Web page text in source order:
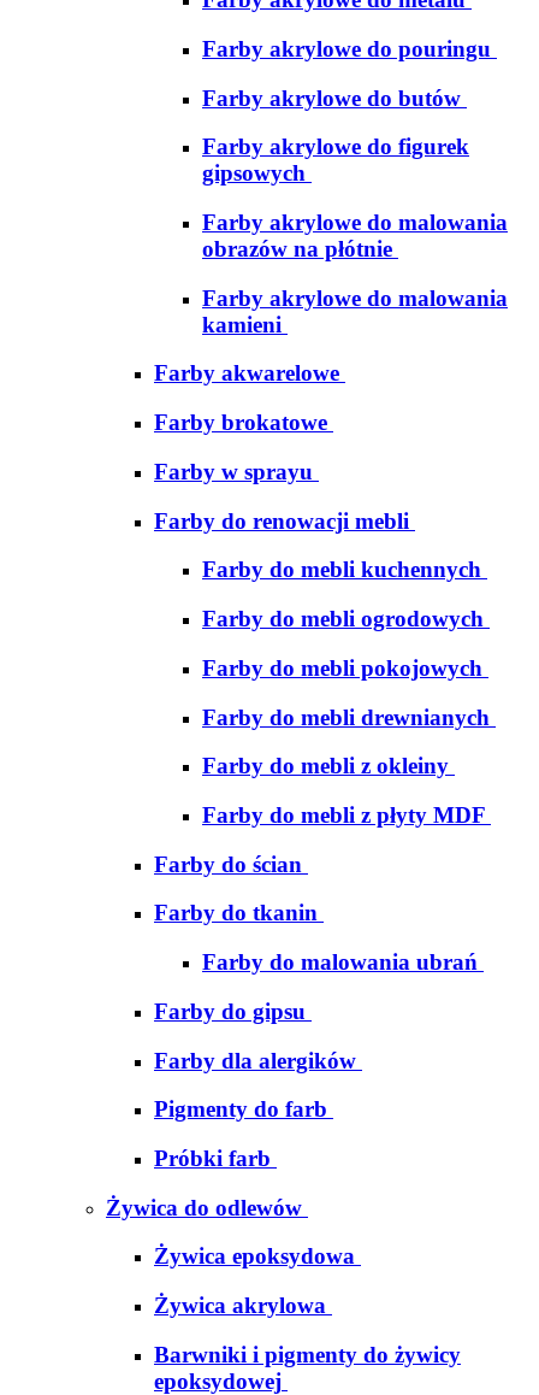
Farby akrylowe do pouringu
Farby akrylowe do butów
Farby akrylowe do figurek
gipsowych
Farby akrylowe do malowania
obrazów na płótnie
Farby akrylowe do malowania
kamieni
Farby akwarelowe
Farby brokatowe
Farby w sprayu
Farby do renowacji mebli
Farby do mebli kuchennych
Farby do mebli ogrodowych
Farby do mebli pokojowych
Farby do mebli drewnianych
Farby do mebli z okleiny
Farby do mebli z płyty MDF
Farby do ścian
Farby do tkanin
Farby do malowania ubrań
Farby do gipsu
Farby dla alergików
Pigmenty do farb
Próbki farb
Żywica do odlewów
Żywica epoksydowa
Żywica akrylowa
Barwniki i pigmenty do żywicy
epoksydowej